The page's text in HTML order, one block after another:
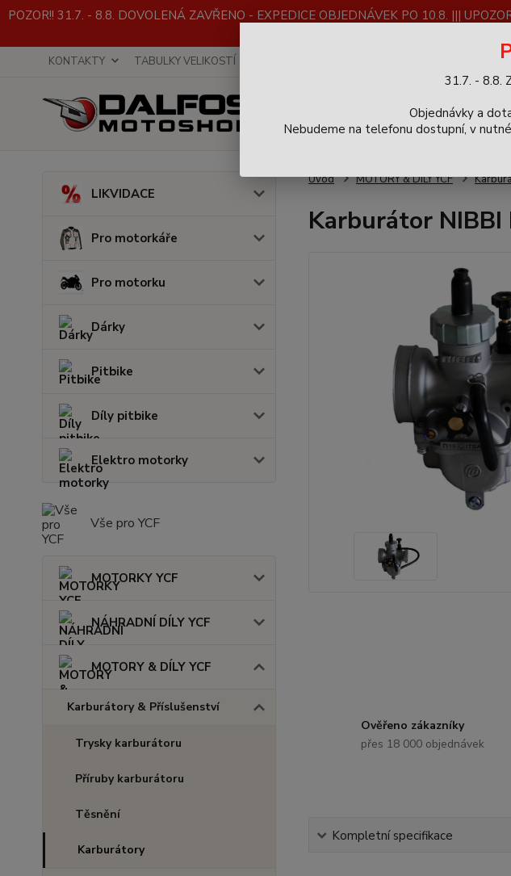
POZOR!! 31.7. - 8.8. DOVOLENÁ ZAVŘENO - EXPEDICE OBJEDNÁVEK PO 10.8. |||
KONTAKTY TABULKY VELIKOSTÍ
LIKVIDACE
Pro motorkáře
Pro motorku
Dárky
Pitbike
Díly pitbike
Elektro motorky
Vše pro YCF
MOTORKY YCF
NÁHRADNÍ DÍLY YCF
MOTORY & DÍLY YCF
Karburátory & Příslušenství
Trysky karburátoru
Příruby karburátoru
Těsnění
Karburátory
Úvod MOTORY & DÍLY YCF
Karburátor
Ověřeno zákazníky
přes 18 000 objednávek
Kompletní specifikace
31.7. - 8.8.
Objednávky a
Nebudeme na telefonu dostupní, v